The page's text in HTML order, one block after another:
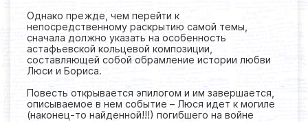
Однако прежде, чем перейти к
непосредственному раскрытию самой темы,
сначала должно указать на особенность
астафьевской кольцевой композиции,
составляющей собой обрамление истории любви
Люси и Бориса.
Повесть открывается эпилогом и им завершается,
описываемое в нем событие – Люся идет к могиле
(наконец-то найденной!!!) погибшего на войне